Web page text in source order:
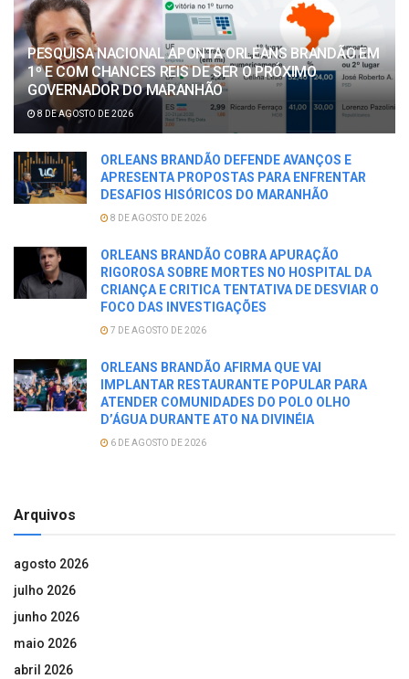
PESQUISA NACIONAL APONTA ORLEANS BRANDÃO EM
1º E COM CHANCES REIS DE SER O PRÓXIMO
GOVERNADOR DO MARANHÃO
8 DE AGOSTO DE 2026
ORLEANS BRANDÃO DEFENDE AVANÇOS E
APRESENTA PROPOSTAS PARA ENFRENTAR
DESAFIOS HISÓRICOS DO MARANHÃO
8 DE AGOSTO DE 2026
ORLEANS BRANDÃO COBRA APURAÇÃO
RIGOROSA SOBRE MORTES NO HOSPITAL DA
CRIANÇA E CRITICA TENTATIVA DE DESVIAR O
FOCO DAS INVESTIGAÇÕES
7 DE AGOSTO DE 2026
ORLEANS BRANDÃO AFIRMA QUE VAI
IMPLANTAR RESTAURANTE POPULAR PARA
ATENDER COMUNIDADES DO POLO OLHO
D’ÁGUA DURANTE ATO NA DIVINÉIA
6 DE AGOSTO DE 2026
Arquivos
agosto 2026
julho 2026
junho 2026
maio 2026
abril 2026